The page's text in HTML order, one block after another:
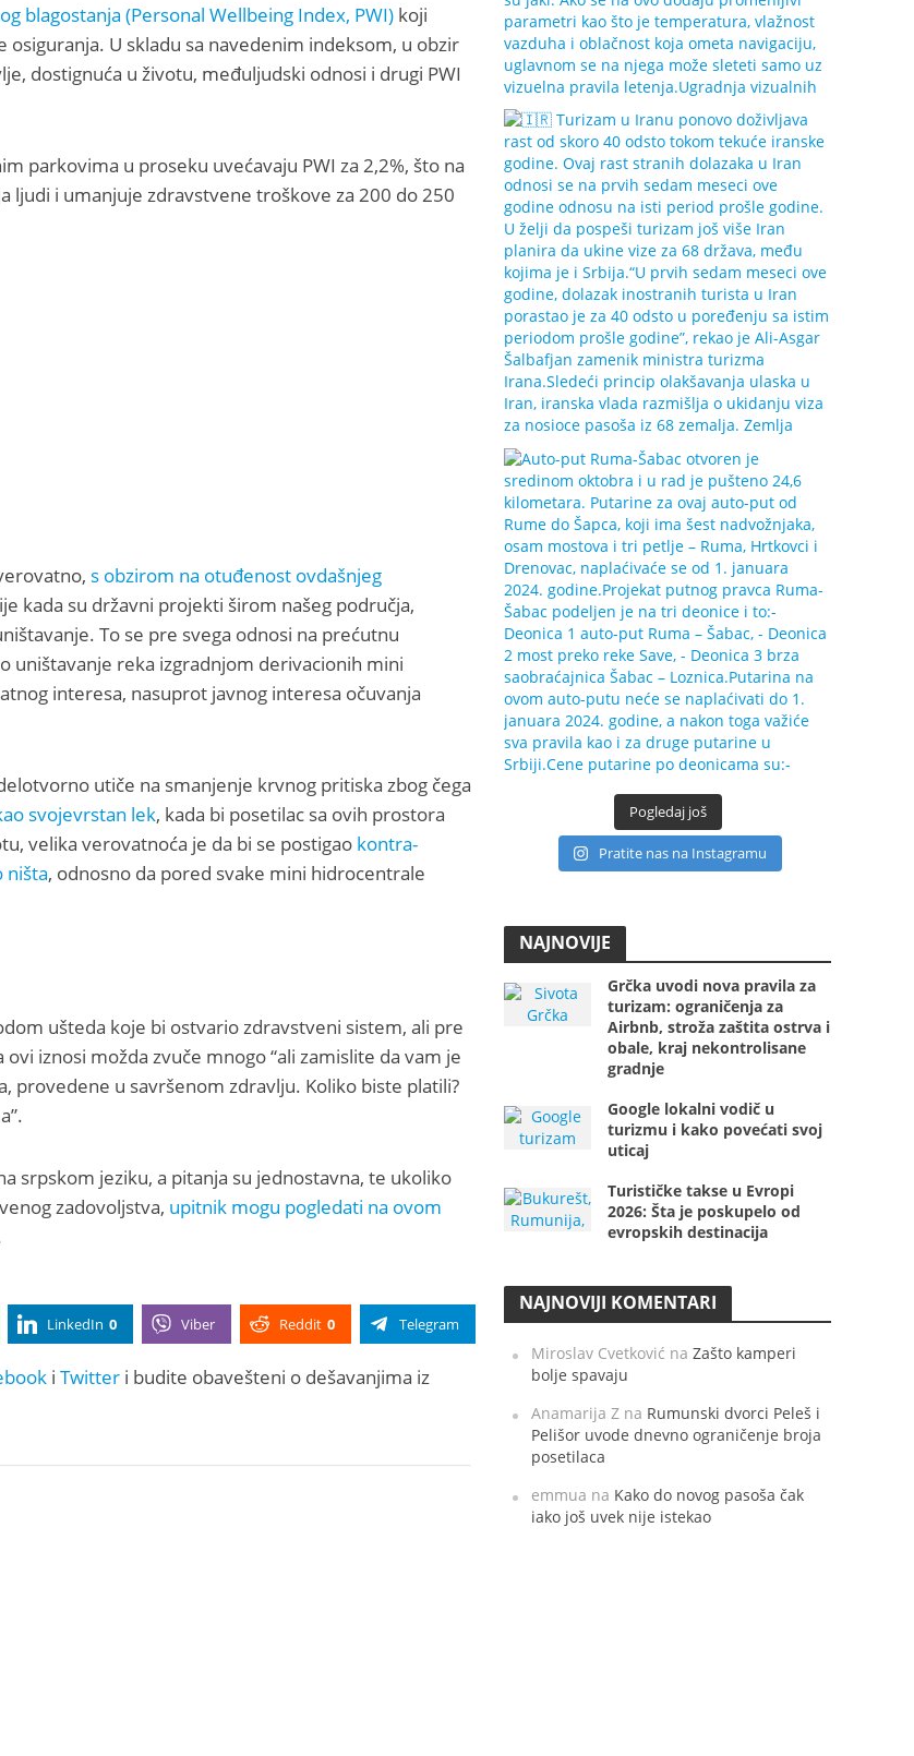
blagostanja (Personal Wellbeing Index, PWI)koji
U skladu sa navedenim indeksom, u obzir
dostignuća u životu, međuljudski odnosi i drugi PWI
parkovima u proseku uvećavaju PWI za 2,2%, što na
ljudi i umanjuje zdravstvene troškove za 200 do 250
s obzirom na otuđenost ovdašnjeg
kada su državni projekti širom našeg područja,
To se pre svega odnosi na prećutnu
uništavanje reka izgradnjom derivacionih mini
interesa, nasuprot javnog interesa očuvanja
utiče na smanjenje krvnog pritiska zbog čega
svojevrstan lek, kada bi posetilac sa ovih prostora
velika verovatnoća je da bi se postigao kontra-
ništa, odnosno da pored svake mini hidrocentrale
ušteda koje bi ostvario zdravstveni sistem, ali pre
iznosi možda zvuče mnogo “ali zamislite da vam je
u savršenom zdravlju. Koliko biste platili?
srpskom jeziku, a pitanja su jednostavna, te ukoliko
zadovoljstva, upitnik mogu pogledati na ovom
LinkedIn 0 Viber Reddit 0 Telegram
i Twitteri budite obavešteni o dešavanjima iz
Pogledaj još
Pratite nas na Instagramu
NAJNOVIJE
Grčka uvodi nova pravila za
turizam: ograničenja za
Airbnb, stroža zaštita ostrva i
obale, kraj nekontrolisane
gradnje
Google lokalni vodič u
turizmu i kako povećati svoj
uticaj
Turističke takse u Evropi
2026: Šta je poskupelo od
evropskih destinacija
NAJNOVIJI KOMENTARI
Miroslav Cvetković naZašto kamperi
bolje spavaju
Anamarija Z na Rumunski dvorci Peleš i
Pelišor uvode dnevno ograničenje broja
posetilaca
emmua na Kako do novog pasoša čak
iako još uvek nije istekao